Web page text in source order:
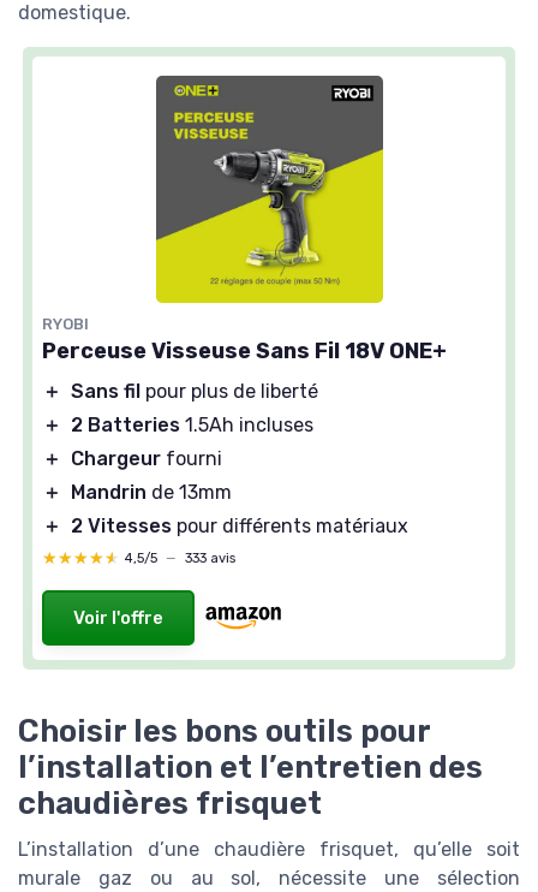
domestique.
RYOBI
Perceuse Visseuse Sans Fil 18V ONE+
＋ Sans fil pour plus de liberté
＋
2 Batteries 1.5Ah incluses
＋
Chargeur fourni
＋
Mandrin de 13mm
＋
2 Vitesses pour différents matériaux
★★★★★
★★★★★ 4,5/5 — 333 avis
Voir l'offre
Choisir les bons outils pour
l’installation et l’entretien des
chaudières frisquet
L’installation d’une chaudière frisquet, qu’elle soit
murale gaz ou au sol, nécessite une sélection